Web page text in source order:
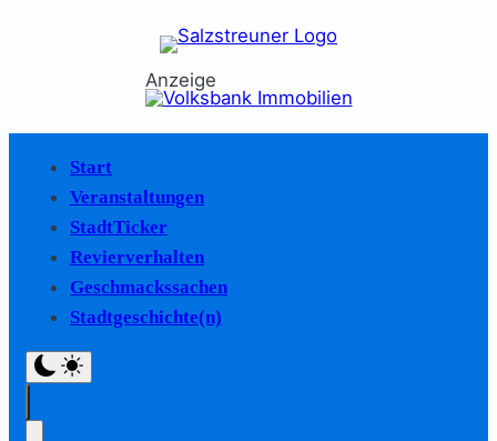
Anzeige
Start
Veranstaltungen
StadtTicker
Revierverhalten
Geschmackssachen
Stadtgeschichte(n)